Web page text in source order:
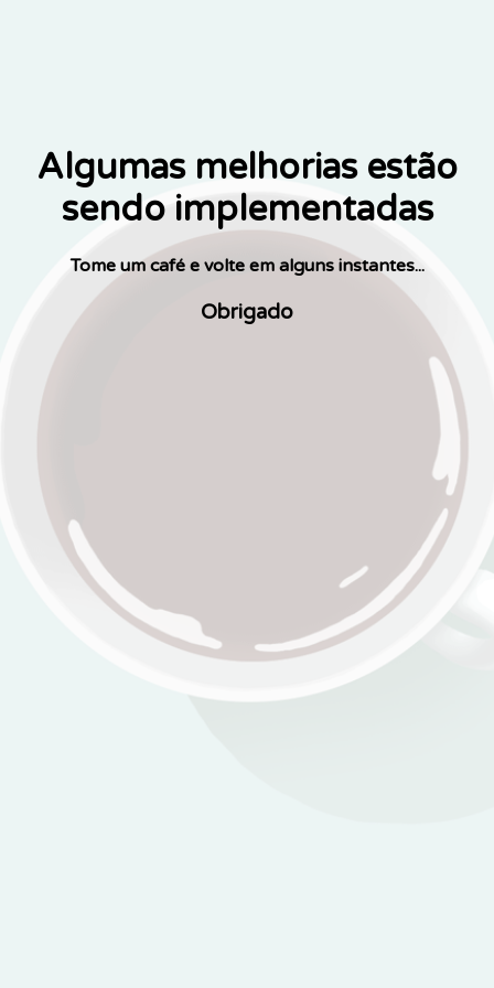
Algumas melhorias estão
sendo implementadas
Tome um café e volte em alguns instantes...
Obrigado